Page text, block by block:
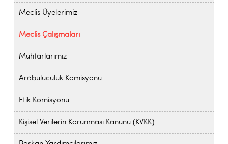
Meclis Üyelerimiz
Meclis Çalışmaları
Muhtarlarımız
Arabuluculuk Komisyonu
Etik Komisyonu
Kişisel Verilerin Korunması Kanunu (KVKK)